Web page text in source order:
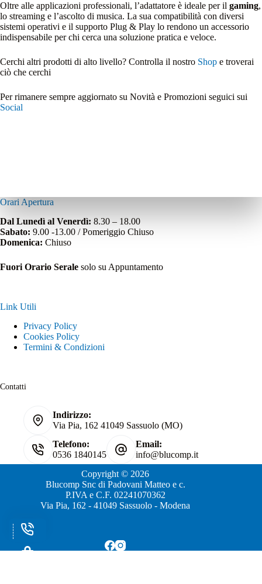
Oltre alle applicazioni professionali, l’adattatore è ideale per il gaming,
lo streaming e l’ascolto di musica. La sua compatibilità con diversi
sistemi operativi e il supporto Plug & Play lo rendono un accessorio
indispensabile per chi cerca una soluzione pratica e veloce.
Cerchi altri prodotti di alto livello? Controlla il nostro Shop e troverai
ciò che cerchi
Per rimanere sempre aggiornato su Novità e Promozioni seguici sui
Social
Orari Apertura
Dal Lunedì al Venerdì: 8.30 – 18.00
Sabato: 9.00 -13.00 / Pomeriggio Chiuso
Domenica: Chiuso
Fuori Orario Serale solo su Appuntamento
Link Utili
Privacy Policy
Cookies Policy
Termini & Condizioni
Contatti
Indirizzo:
Via Pia, 162 41049 Sassuolo (MO)
Telefono:
0536 1840145
Email:
info@blucomp.it
Copyright © 2026
Blucomp Snc di Padovani Matteo e c.
P.IVA e C.F. 02241070362
Via Pia, 162 - 41049 Sassuolo - Modena